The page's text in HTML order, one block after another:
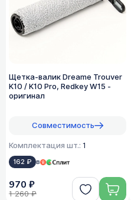
Щетка-валик Dreame Trouver
K10 / K10 Pro, Redkey W15 -
оригинал
Совместимость
Комплектация шт.: 1
162 ₽ в
970 ₽
1 260 ₽